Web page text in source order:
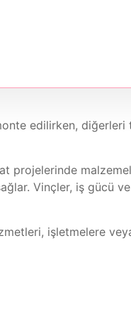
edilirken,
projelerinde
Vinçler, iş gücü ve
işletmelere